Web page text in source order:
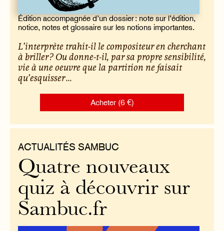
Édition accompagnée d’un dossier : note sur l’édition,
notice, notes et glossaire sur les notions importantes.
L’interprète trahit-il le compositeur en cherchant
à briller ? Ou donne-t-il, par sa propre sensibilité,
vie à une oeuvre que la partition ne faisait
qu’esquisser ...
Acheter (6 €)
ACTUALITÉS SAMBUC
Quatre nouveaux
quiz à découvrir sur
Sambuc.fr